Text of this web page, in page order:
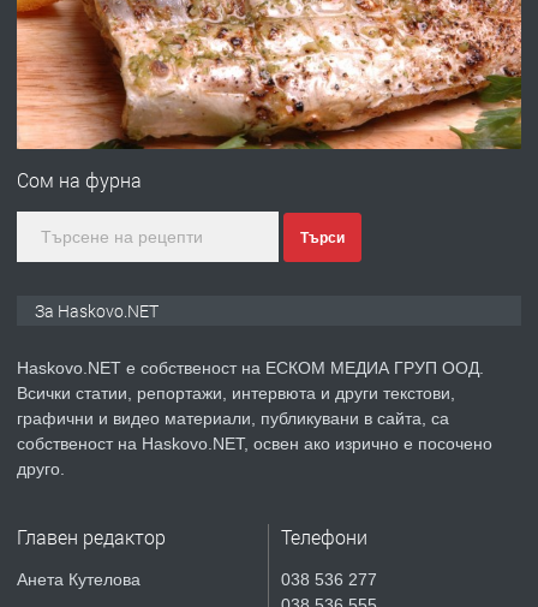
преди 2 дни
ПРЕДЛАГА
№4120 Магазин/Офис под наем в кв.
преди 3 дни
ПРЕДЛАГА
Продавам парцел в гр. Хасково кв.
Сом на фурна
Търси
За Haskovo.NET
Haskovo.NET е собственост на ЕСКОМ МЕДИА ГРУП ООД.
Всички статии, репортажи, интервюта и други текстови,
графични и видео материали, публикувани в сайта, са
собственост на Haskovo.NET, освен ако изрично е посочено
друго.
Главен редактор
Анета Кутелова
Телефони
038 536 277